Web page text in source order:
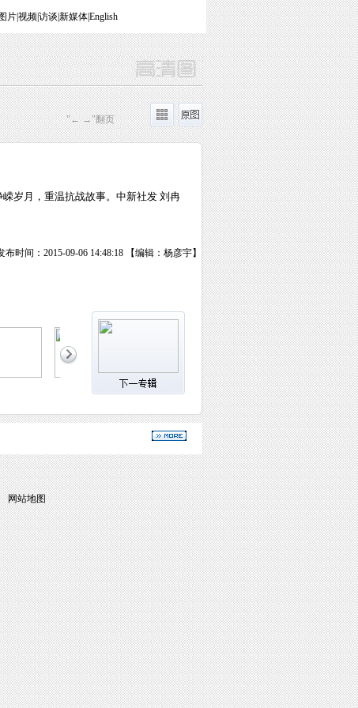
图片|视频|访谈 新媒体|English
"← →"翻页
岁月，重温抗战故事。中新社发 刘冉
布时间：2015-09-06 14:48:18 【编辑：杨彦宇】
网站地图